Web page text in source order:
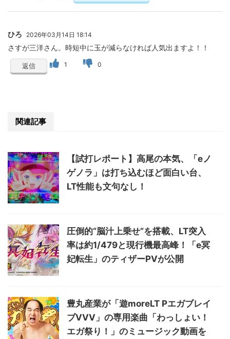
ひろ 2026年03月14日 18:14
さすが三洋さん。時短中に玉が減らなければ人気出ますよ！！
返信 1 0
関連記事
【試打レポート】高尾の本気、「eノ
ゲノラ」は打ち込むほど面白い台、
LT性能も文句なし！
圧倒的“脳汁上乗せ”を搭載、LT突入
率は約1/479と現行機最高峰！「e冥
妃転生」のティザーPVが公開
豊丸産業が「遊moreLT Pエガブレイ
ブVVV」の専用楽曲「わっしょい！
エガ祭り！」のミュージック動画を